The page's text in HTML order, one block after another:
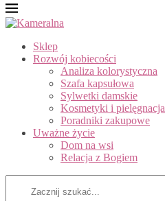
Sklep
Rozwój kobiecości
Analiza kolorystyczna
Szafa kapsułowa
Sylwetki damskie
Kosmetyki i pielęgnacja
Poradniki zakupowe
Uważne życie
Dom na wsi
Relacja z Bogiem